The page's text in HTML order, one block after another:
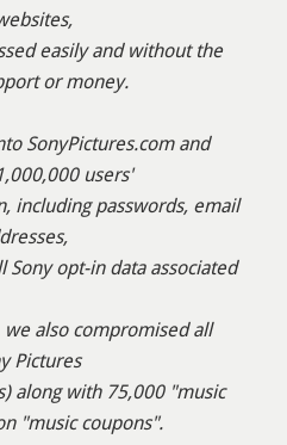
easily and without the
or money.
SonyPictures.com and
users'
including passwords, email
Sony opt-in data associated
also compromised all
Pictures
along with 75,000 "music
"music coupons".